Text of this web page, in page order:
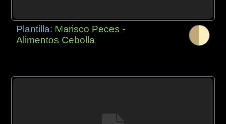
Plantilla: Marisco Peces -
Alimentos Cebolla